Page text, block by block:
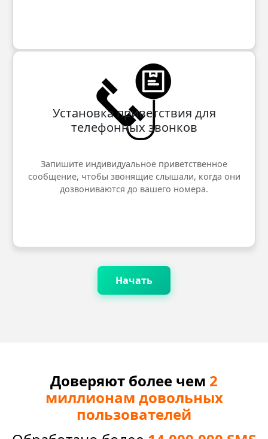
Установка приветствия для
телефонных звонков
Запишите индивидуальное приветственное
сообщение, чтобы звонящие слышали, когда они
дозвониваются до вашего номера.
Начать
Доверяют более чем 2
миллионам довольных
пользователей